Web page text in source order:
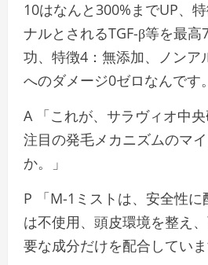
10はなんと300%までUP、
ナルとされるTGF-β等を最
功、特徴4：無添加、ノンア
へのダメージ0ゼロなんです
A 「これが、サラヴィオ中
注目の発毛メカニズムのマ
か。」
P 「M-1ミストは、安全性
は不使用、頭皮環境を整え
要な成分だけを配合していま